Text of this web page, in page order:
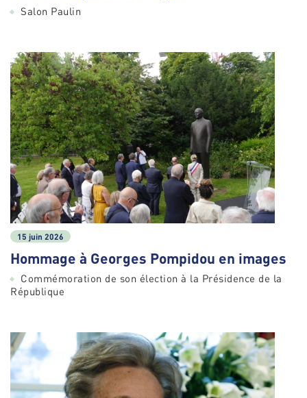
Salon Paulin
15 juin 2026
Hommage à Georges Pompidou en images
Commémoration de son élection à la Présidence de la
République